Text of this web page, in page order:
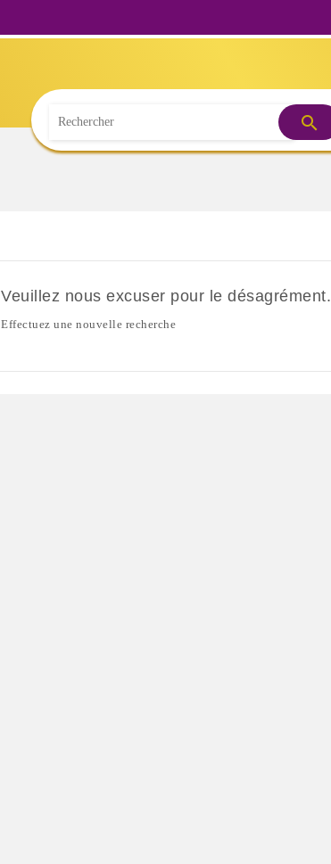

Veuillez nous excuser pour le désagrément.
Effectuez une nouvelle recherche